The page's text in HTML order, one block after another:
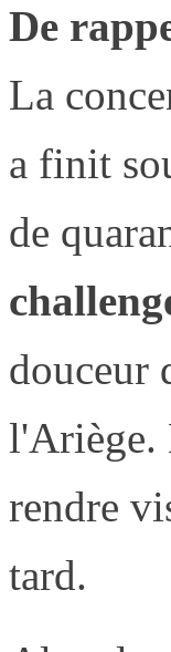
De
La
a finit
de
douceur
l'Ariège.
rendre
tard.